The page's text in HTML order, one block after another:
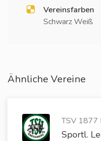
Vereinsfarben
Schwarz Weiß
Ähnliche Vereine
TSV 1877
Sportl.